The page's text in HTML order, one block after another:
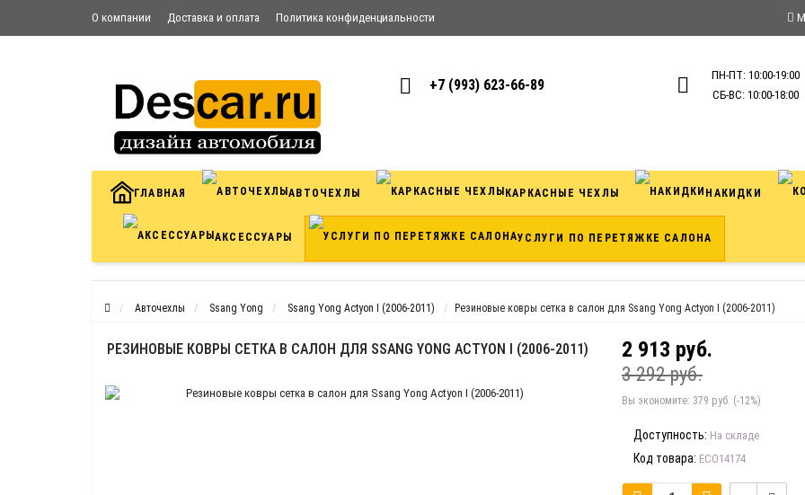
О компании Доставка и оплата Политика конфиденциальности
+7 (993) 623-66-89
ПН-ПТ: 10:00-19:00
СБ-ВС: 10:00-18:00
ГЛАВНАЯ АВТОЧЕХЛЫ КАРКАСНЫЕ ЧЕХЛЫ НАКИДКИ
АКСЕССУАРЫ УСЛУГИ ПО ПЕРЕТЯЖКЕ САЛОНА
Авточехлы Ssang Yong Ssang Yong Actyon I (2006-2011) Резиновые ковры сетка в салон для Ssang Yong Actyon I (2006-2011)
РЕЗИНОВЫЕ КОВРЫ СЕТКА В САЛОН ДЛЯ SSANG YONG ACTYON I (2006-2011) 2 913 руб.
3 292 руб.
Вы экономите: 379 руб. (-12%)
Доступность: На складе
Код товара: ECO14174